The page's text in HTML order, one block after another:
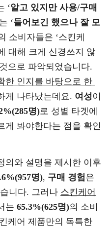
‘알고 있지만 사용/구매
는 ‘들어보긴 했으나 잘 모
소비자들은 ‘스킨케
대해 크게 신경쓰지 않
으로 파악되었습니다.
한 인지를 바탕으로 한
게 나타났는데요. 여성이
명)로 성별 타겟에
게 봐야한다는 점을 확인
의와 설명을 제시한 이후
명), 구매 경험은
니다. 그러나 스킨케어
는 65.3%(625명)의 소비
케어 제품만의 독특한